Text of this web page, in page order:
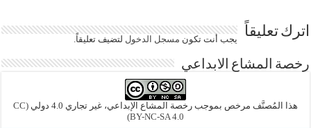
اترك تعليقاً يجب أنت تكون مسجل الدخول لتضيف تعليقاً.
رخصة المشاع الابداعي
هذا المُصنَّف مرخص بموجب رخصة المشاع الإبداعي، غير تجاري 4.0 دولي
(CC
BY-NC-SA 4.0)